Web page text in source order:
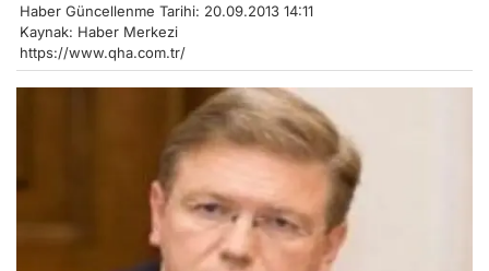
Haber Güncellenme Tarihi: 20.09.2013 14:11
Kaynak: Haber Merkezi
https://www.qha.com.tr/